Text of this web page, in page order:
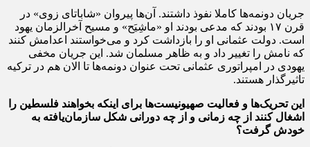
جریان دونمه‌ها کاملا نفوذ داشتند. آن‌ها پیروان «شاباتای زوی» در
قرن ۱۷ بودند که مدعی بودند او «ماشِیَح» و مسیح آخرالزمان یهود
است. دولت عثمانی او را بازداشت کرد و می‌خواستند اعدامش کنند
که نامش را تغییر داد و به ظاهر مسلمان شد. این جریان مخفی
یهودی در امپراتوری عثمانی تحت عنوان دونمه‌ها تا الان هم در ترکیه
تاثیرگذار هستند.
این تحریک‌ها و فعالیت صهیونیست‌ها برای اینکه بخواهند فلسطین را
اشغال کنند از چه زمانی و از چه دورانی شکل سازمان‌یافته به
خودش گرفت؟